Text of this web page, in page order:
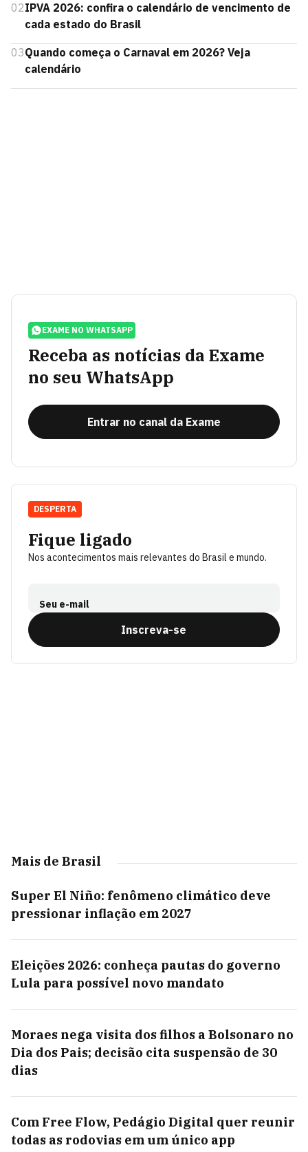
02IPVA 2026: confira o calendário de vencimento de
cada estado do Brasil
03Quando começa o Carnaval em 2026? Veja
calendário
EXAME NO WHATSAPP
Receba as notícias da Exame
no seu WhatsApp
Entrar no canal da Exame
Fique ligado
Nos acontecimentos mais relevantes do Brasil e mundo.
Seu e-mail
Inscreva-se
DESPERTA
Mais de Brasil
Super El Niño: fenômeno climático deve
pressionar inflação em 2027
Eleições 2026: conheça pautas do governo
Lula para possível novo mandato
Moraes nega visita dos filhos a Bolsonaro no
Dia dos Pais; decisão cita suspensão de 30
dias
Com Free Flow, Pedágio Digital quer reunir
todas as rodovias em um único app